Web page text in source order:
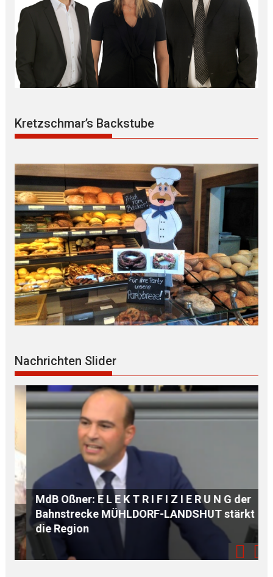
Kretzschmar’s Backstube
Nachrichten Slider
MdB Oßner: E L E K T R I F I Z I E R U N G der
Bahnstrecke MÜHLDORF-LANDSHUT stärkt
die Region